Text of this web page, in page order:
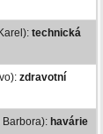
technická
zdravotní
Barbora): havárie